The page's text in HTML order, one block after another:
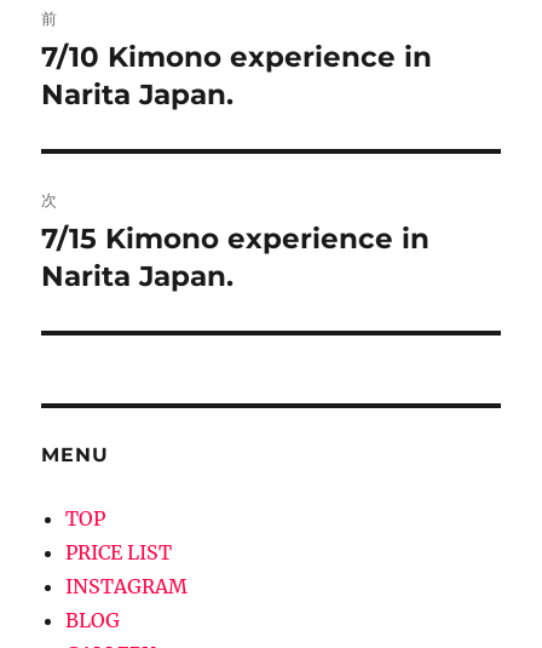
稿
ナ
ビ
ゲ
ー
ン
前
前
の
稿:
7/10 Kimono experience in
Narita Japan.
次
次
の
稿:
7/15 Kimono experience in
Narita Japan.
MENU
TOP
PRICE LIST
INSTAGRAM
BLOG